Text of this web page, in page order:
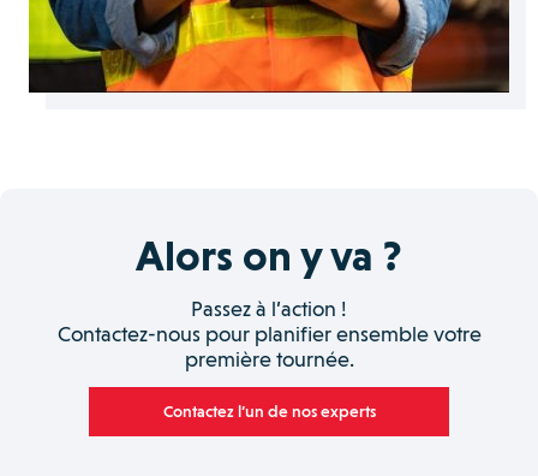
Alors on y va ?
Passez à l’action !
Contactez-nous pour planifier ensemble votre
première tournée.
Contactez l’un de nos experts